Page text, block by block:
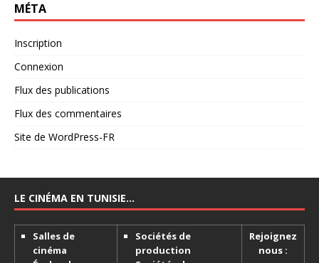
MÉTA
Inscription
Connexion
Flux des publications
Flux des commentaires
Site de WordPress-FR
LE CINÉMA EN TUNISIE…
Salles de
cinéma
Sociétés de
production
Rejoignez
nous :